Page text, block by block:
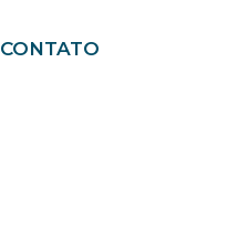
CONTATO